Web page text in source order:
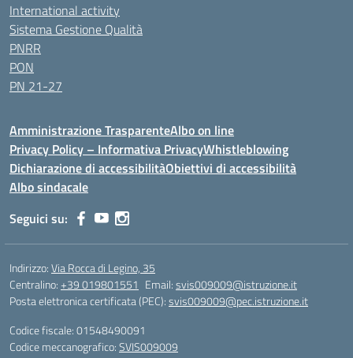
International activity
Sistema Gestione Qualità
PNRR
PON
PN 21-27
Amministrazione TrasparenteAlbo on line
Privacy Policy – Informativa PrivacyWhistleblowing
Dichiarazione di accessibilitàObiettivi di accessibilità
Albo sindacale
Seguici su:
Indirizzo:Via Rocca di Legino, 35
Centralino:+39 019801551 Email:svis009009@istruzione.it
Posta elettronica certificata (PEC):svis009009@pec.istruzione.it
Codice fiscale: 01548490091
Codice meccanografico:SVIS009009